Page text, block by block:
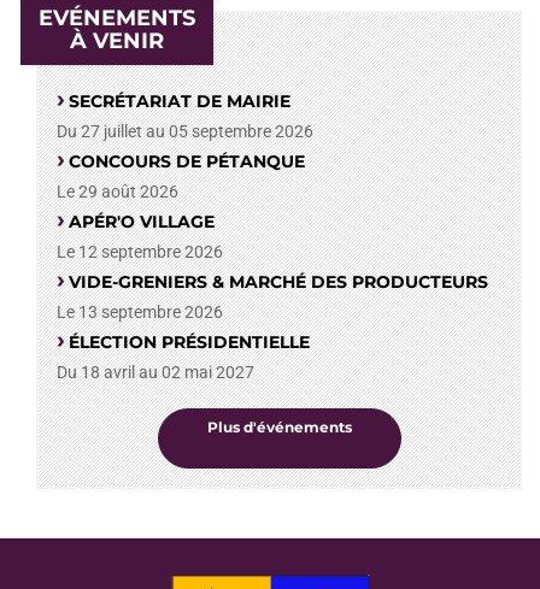
EVÉNEMENTS
À VENIR
SECRÉTARIAT DE MAIRIE
Du 27 juillet au 05 septembre 2026
CONCOURS DE PÉTANQUE
Le 29 août 2026
APÉR'O VILLAGE
Le 12 septembre 2026
VIDE-GRENIERS & MARCHÉ DES PRODUCTEURS
Le 13 septembre 2026
ÉLECTION PRÉSIDENTIELLE
Du 18 avril au 02 mai 2027
Plus d'événements